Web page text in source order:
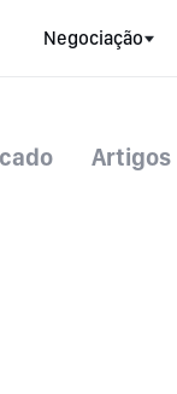
Negociação
Artigos